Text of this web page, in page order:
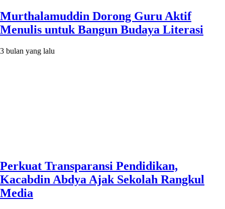
Murthalamuddin Dorong Guru Aktif
Menulis untuk Bangun Budaya Literasi
3 bulan yang lalu
Perkuat Transparansi Pendidikan,
Kacabdin Abdya Ajak Sekolah Rangkul
Media